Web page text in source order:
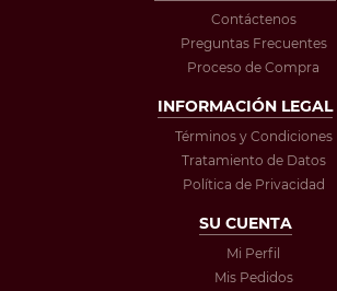
Contáctenos
Preguntas Frecuentes
Proceso de Compra
INFORMACIÓN LEGAL
Términos y Condiciones
Tratamiento de Datos
Política de Privacidad
SU CUENTA
Mi Perfil
Mis Pedidos